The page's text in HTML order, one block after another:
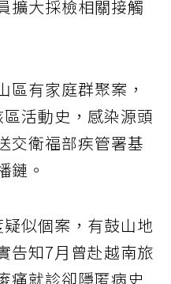
擴大採檢相關接觸
區有家庭群聚案，
活動史，感染源頭
交衛福部疾管署基
鏈。
似個案，有鼓山地
告知7月曾赴越南旅
痛就診卻隱匿病史